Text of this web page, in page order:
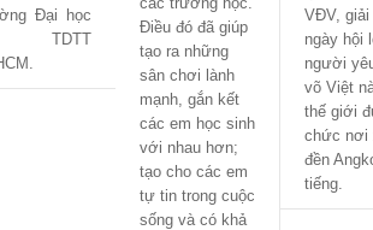
Đại học
TDTT
Điều đó đã giúp
tạo ra những
sân chơi lành
mạnh, gắn kết
các em học sinh
với nhau hơn;
tạo cho các em
tự tin trong cuộc
sống và có khả
VĐV, giải
ngày hội
người
võ Việt
thế giới
chức nơi
đền
tiếng.